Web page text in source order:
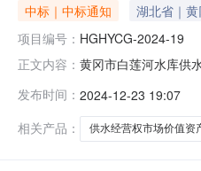
中标｜中标通知 湖北省｜
项目编号： HGHYCG-2024-19
正文内容： 黄冈市白莲河水库供
地（二期）1号楼
水经营权市场价值
发布时间： 2024-12-23 19:07
相关产品：
供水经营权市场价值资